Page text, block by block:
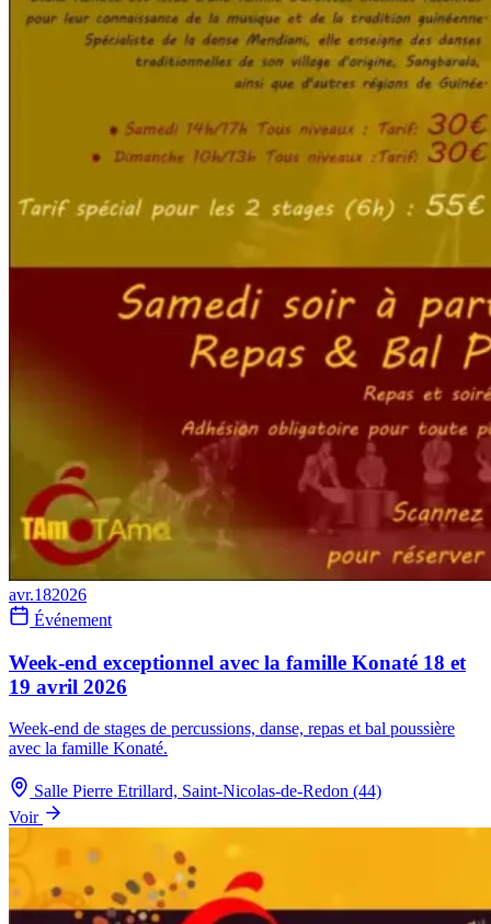
avr.182026
Événement
Week-end exceptionnel avec la famille Konaté 18 et
19 avril 2026
Week-end de stages de percussions, danse, repas et bal poussière
avec la famille Konaté.
Salle Pierre Etrillard, Saint-Nicolas-de-Redon (44)
Voir